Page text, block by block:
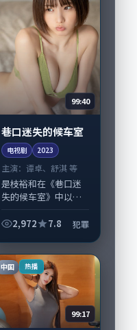
99:40
巷口迷失的候车室
电视剧 2023
主演：谭卓、舒淇 等
是枝裕和在《巷口迷
失的候车室》中以细
张力，谭卓、舒淇领
在日本完成制作协
同，2023-09-...
2,972 7.8 犯罪
中国 热播
99:17